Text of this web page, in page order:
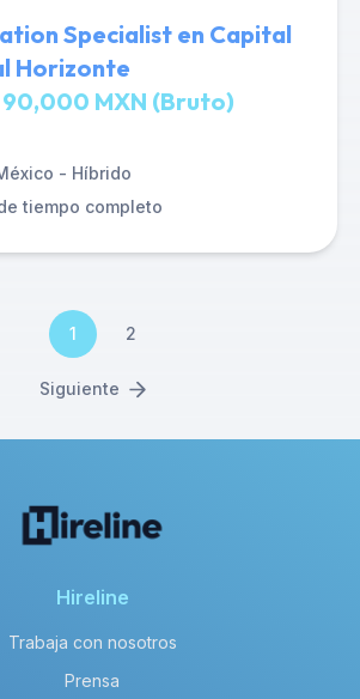
Specialist en Capital
Horizonte
MXN (Bruto)
- Híbrido
tiempo completo
1 2
Siguiente
Hireline
Trabaja con nosotros
Prensa